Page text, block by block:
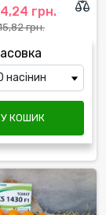
грн.
грн.
У КОШИК